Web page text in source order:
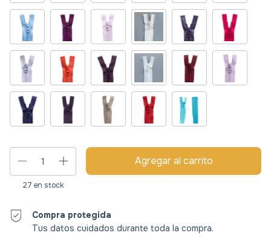
27 en stock
Compra protegida
Tus datos cuidados durante toda la compra.